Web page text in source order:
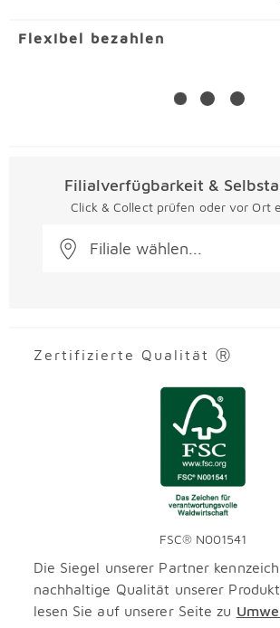
Flexibel bezahlen
Filialverfügbarkeit &
Click & Collect prüfen oder vor Ort
Filiale wählen...
Zertifizierte Qualität Ⓡ
FSC® N001541
Die Siegel unserer Partner
nachhaltige Qualität unserer
lesen Sie auf unserer Seite zu